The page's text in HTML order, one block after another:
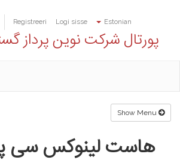
Estonian
Logi sisse
Registreeri
پورتال شرکت نوین پرداز
هاست لینوکس سی